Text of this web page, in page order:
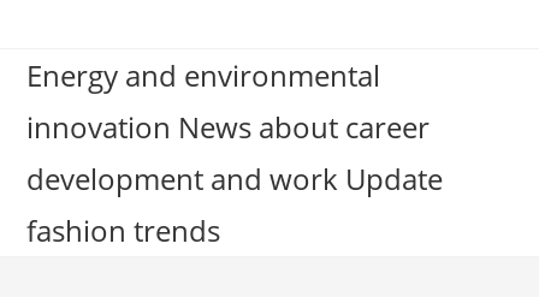
contentEnergy and environmental
innovation News about career
development and work Update
fashion trends